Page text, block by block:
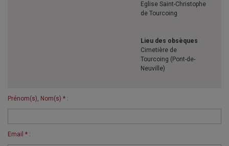
Eglise Saint-Christophe
de Tourcoing
Lieu des obsèques
Cimetière de
Tourcoing (Pont-de-
Neuville)
Prénom(s), Nom(s) * :
Email * :